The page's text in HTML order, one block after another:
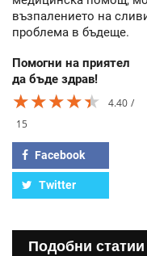
възпалението на
проблема в бъдеще.
Помогни на приятел
да бъде здрав!
★★★★★
★★★★★
★★★★★
4.40
15
Facebook
Twitter
Подобни статии